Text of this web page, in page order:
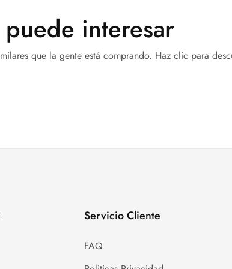
puede interesar
que la gente está comprando. Haz clic para
Servicio Cliente
FAQ